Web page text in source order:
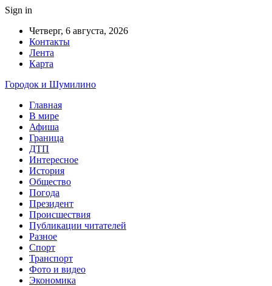
Sign in
Четверг, 6 августа, 2026
Контакты
Лента
Карта
Городок и Шумилино
Главная
В мире
Афиша
Граница
ДТП
Интересное
История
Общество
Погода
Президент
Происшествия
Публикации читателей
Разное
Спорт
Транспорт
Фото и видео
Экономика